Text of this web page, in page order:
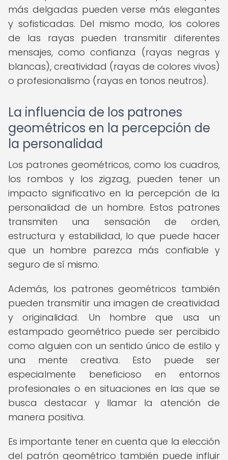
más delgadas pueden verse más elegantes
y sofisticadas. Del mismo modo, los colores
de las rayas pueden transmitir diferentes
mensajes, como confianza (rayas negras y
blancas), creatividad (rayas de colores vivos)
o profesionalismo (rayas en tonos neutros).
La influencia de los patrones
geométricos en la percepción de
la personalidad
Los patrones geométricos, como los cuadros,
los rombos y los zigzag, pueden tener un
impacto significativo en la percepción de la
personalidad de un hombre. Estos patrones
transmiten una sensación de orden,
estructura y estabilidad, lo que puede hacer
que un hombre parezca más confiable y
seguro de sí mismo.
Además, los patrones geométricos también
pueden transmitir una imagen de creatividad
y originalidad. Un hombre que usa un
estampado geométrico puede ser percibido
como alguien con un sentido único de estilo y
una mente creativa. Esto puede ser
especialmente beneficioso en entornos
profesionales o en situaciones en las que se
busca destacar y llamar la atención de
manera positiva.
Es importante tener en cuenta que la elección
del patrón geométrico también puede influir